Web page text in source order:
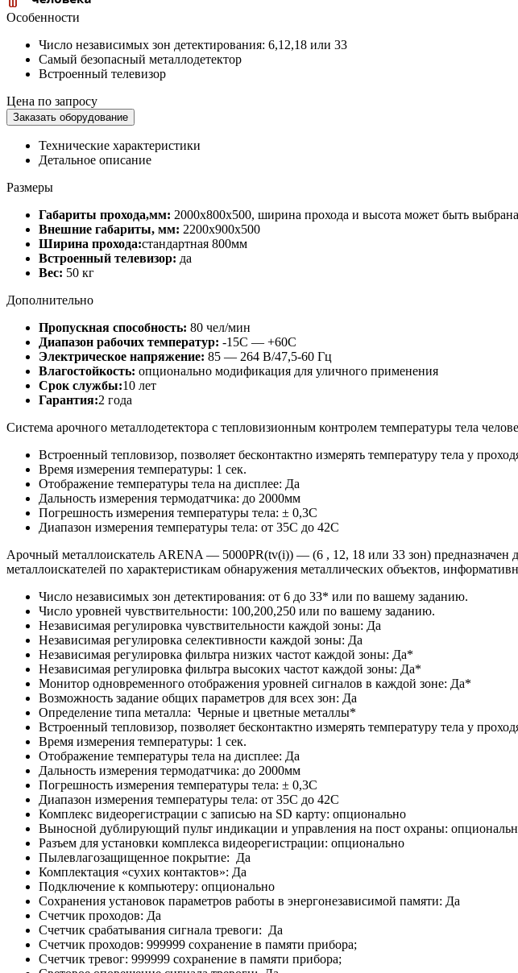
Особенности
Число независимых зон детектирования: 6,12,18 или 33
Самый безопасный металлодетектор
Встроенный телевизор
Цена по запросу
Заказать оборудование
Технические характеристики
Детальное описание
Размеры
Габариты прохода,мм: 2000х800х500, ширина прохода и высота может быть выбрана
Внешние габариты, мм: 2200х900х500
Ширина прохода:стандартная 800мм
Встроенный телевизор: да
Вес: 50 кг
Дополнительно
Пропускная способность: 80 чел/мин
Диапазон рабочих температур: -15С — +60С
Электрическое напряжение: 85 — 264 В/47,5-60 Гц
Влагостойкость: опционально модификация для уличного применения
Срок службы:10 лет
Гарантия:2 года
Система арочного металлодетектора с тепловизионным контролем температуры тела
Встроенный тепловизор, позволяет бесконтактно измерять температуру тела у
Время измерения температуры: 1 сек.
Отображение температуры тела на дисплее: Да
Дальность измерения термодатчика: до 2000мм
Погрешность измерения температуры тела: ± 0,3С
Диапазон измерения температуры тела: от 35С до 42С
Арочный металлоискатель ARENA — 5000PR(tv(i)) — (6 , 12, 18 или 33 зон) предназначен
металлоискателей по характеристикам обнаружения металлических объектов,
Число независимых зон детектирования: от 6 до 33* или по вашему заданию.
Число уровней чувствительности: 100,200,250 или по вашему заданию.
Независимая регулировка чувствительности каждой зоны: Да
Независимая регулировка селективности каждой зоны: Да
Независимая регулировка фильтра низких частот каждой зоны: Да*
Независимая регулировка фильтра высоких частот каждой зоны: Да*
Монитор одновременного отображения уровней сигналов в каждой зоне: Да*
Возможность задание общих параметров для всех зон: Да
Определение типа металла: Черные и цветные металлы*
Встроенный тепловизор, позволяет бесконтактно измерять температуру тела у
Время измерения температуры: 1 сек.
Отображение температуры тела на дисплее: Да
Дальность измерения термодатчика: до 2000мм
Погрешность измерения температуры тела: ± 0,3С
Диапазон измерения температуры тела: от 35С до 42С
Комплекс видеорегистрации с записью на SD карту: опционально
Выносной дублирующий пульт индикации и управления на пост охраны:
Разъем для установки комплекса видеорегистрации: опционально
Пылевлагозащищенное покрытие: Да
Комплектация «сухих контактов»: Да
Подключение к компьютеру: опционально
Сохранения установок параметров работы в энергонезависимой памяти: Да
Счетчик проходов: Да
Счетчик срабатывания сигнала тревоги: Да
Счетчик проходов: 999999 сохранение в памяти прибора;
Счетчик тревог: 999999 сохранение в памяти прибора;